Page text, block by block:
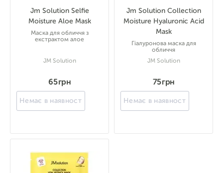
Jm Solution Selfie
Moisture Aloe Mask
Маска для обличчя з
екстрактом алое
JM Solution
65 грн
Немає в наявності
Jm Solution Collection
Moisture Hyaluronic Acid
Mask
Гіалуронова маска для
обличчя
JM Solution
75 грн
Немає в наявності